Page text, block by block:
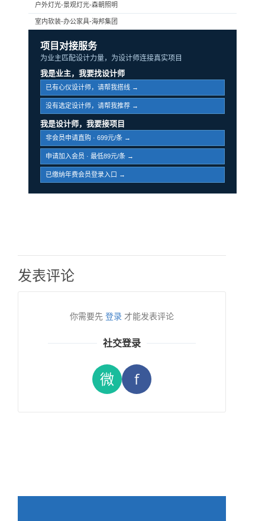
户外灯光-景观灯光-森朝照明
室内软装-办公家具-海邦集团
项目对接服务
为业主匹配设计力量，为设计师连接真实项目
我是业主，我要找设计师
已有心仪设计师，请帮我搭线 →
没有选定设计师，请帮我推荐 →
我是设计师，我要接项目
非会员申请直购 · 699元/条 →
申请加入会员 · 最低89元/条 →
已缴纳年费会员登录入口 →
发表评论
你需要先 登录 才能发表评论
社交登录
微 f